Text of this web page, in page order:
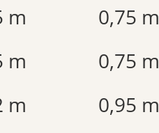
m
0,75 m
m
0,75 m
m
0,95 m